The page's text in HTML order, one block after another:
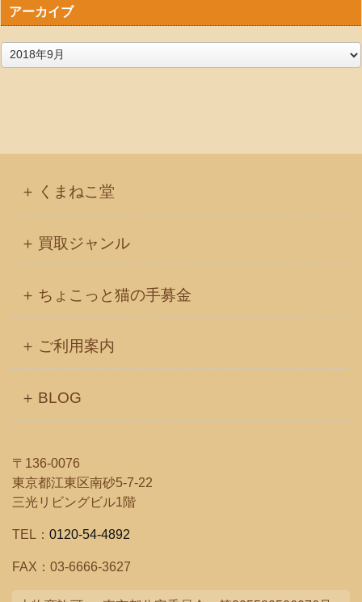
アーカイブ
ア
ー
くまねこ堂
買取ジャンル
ちょこっと猫の手募金
ご利用案内
BLOG
〒136-0076
東京都江東区南砂5-7-22
三光リビングビル1階
TEL： 0120-54-4892
FAX：03-6666-3627